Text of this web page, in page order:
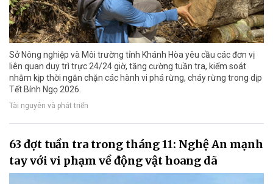
Sở Nông nghiệp và Môi trường tỉnh Khánh Hòa yêu cầu các đơn vị
liên quan duy trì trực 24/24 giờ, tăng cường tuần tra, kiểm soát
nhằm kịp thời ngăn chặn các hành vi phá rừng, cháy rừng trong dịp
Tết Bính Ngọ 2026.
Tài nguyên và phát triển
63 đợt tuần tra trong tháng 11: Nghệ An mạnh
tay với vi phạm về động vật hoang dã